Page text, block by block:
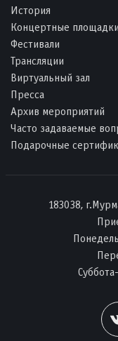
История
Концертные площадки
Фестивали
Трансляции
Виртуальный зал
Пресса
Архив мероприятий
Часто задаваемые
Подарочные
183038,